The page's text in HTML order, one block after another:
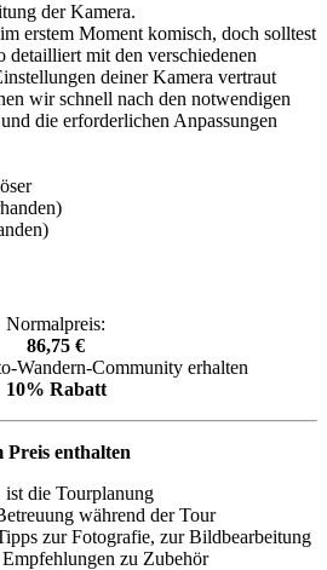
der Kamera.
erstem Moment komisch, doch solltest
detailliert mit den verschiedenen
deiner Kamera vertraut
wir schnell nach den notwendigen
die erforderlichen Anpassungen
Normalpreis:
86,75 €
Wandern-Community erhalten
10% Rabatt
Preis enthalten
ist die Tourplanung
während der Tour
zur Fotografie, zur Bildbearbeitung
zu Zubehör